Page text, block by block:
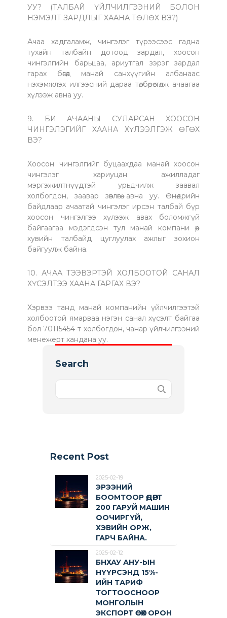
УУ? (ТАЛБАЙ ҮЙЛЧИЛГЭЭНИЙ БОЛОН
НЭМЭЛТ ЗАРДЛЫГ ХААНА ТӨЛӨХ ВЭ?)
Ачаа хадгаламж, чингэлэг түрээсээс гадна
тухайн талбайн дотоод зардал, хоосон
чингэлгийн барьцаа, ариутгал зэрэг зардал
гарах бөгөөд манай санхүүгийн албанаас
нэхэмжлэх илгээсний дараа төлбөрөө төлж ачаагаа
хүлээж авна уу.
9. БИ АЧААНЫ СУЛАРСАН ХООСОН
ЧИНГЭЛЭГИЙГ ХААНА ХҮЛЭЭЛГЭЖ ӨГӨХ
ВЭ?
Хоосон чингэлгийг буцаахдаа манай хоосон
чингэлэг хариуцан ажилладаг
мэргэжилтнүүдтэй урьдчилж заавал
холбогдон, заавар зөвлөгөө авна уу. Өнөөдрийн
байдлаар ачаатай чингэлэг ирсэн талбай бүр
хоосон чингэлгээ хүлээж авах боломжгүй
байгаагаа мэдэгдсэн тул манай компани өөр
хувийн талбайд цуглуулах ажлыг зохион
байгуулж байна.
10. АЧАА ТЭЭВЭРТЭЙ ХОЛБООТОЙ САНАЛ
ХҮСЭЛТЭЭ ХААНА ГАРГАХ ВЭ?
Хэрвээ танд манай компанийн үйлчилгээтэй
холбоотой ямарваа нэгэн санал хүсэлт байгаа
бол 70115454-т холбогдон, чанар үйлчилгээний
менежерт хандана уу.
Search
Recent Post
2025-02-19
ЭРЭЭНИЙ
БООМТООР ӨДӨРТ
200 ГАРУЙ МАШИН
ООЧИРГҮЙ,
ХЭВИЙН ОРЖ,
ГАРЧ БАЙНА.
2025-02-12
БНХАУ АНУ-ЫН
НҮҮРСЭНД 15%-
ИЙН ТАРИФ
ТОГТООСНООР
МОНГОЛЫН
ЭКСПОРТ ӨСӨХ ОРОН